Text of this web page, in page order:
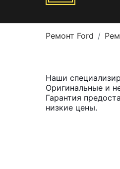
Ремонт Ford
Наши
Оригинальные и
Гарантия
низкие цены.